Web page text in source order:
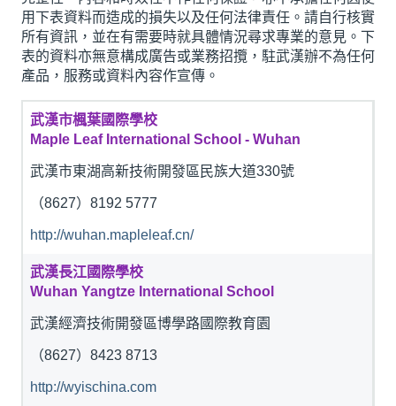
用下表資料而造成的損失以及任何法律責任。請自行核實
所有資訊，並在有需要時就具體情況尋求專業的意見。下
表的資料亦無意構成廣告或業務招攬，駐武漢辦不為任何
產品，服務或資料內容作宣傳。
武漢市楓葉國際學校
Maple Leaf International School - Wuhan
武漢市東湖高新技術開發區民族大道330號
（8627）8192 5777
http://wuhan.mapleleaf.cn/
武漢長江國際學校
Wuhan Yangtze International School
武漢經濟技術開發區博學路國際教育園
（8627）8423 8713
http://wyischina.com